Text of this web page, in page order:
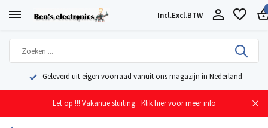
Incl.Excl.BTW
Geleverd uit eigen voorraad vanuit ons magazijn in Nederland
Let op !!! Vakantie sluiting. Klik hier voor meer info